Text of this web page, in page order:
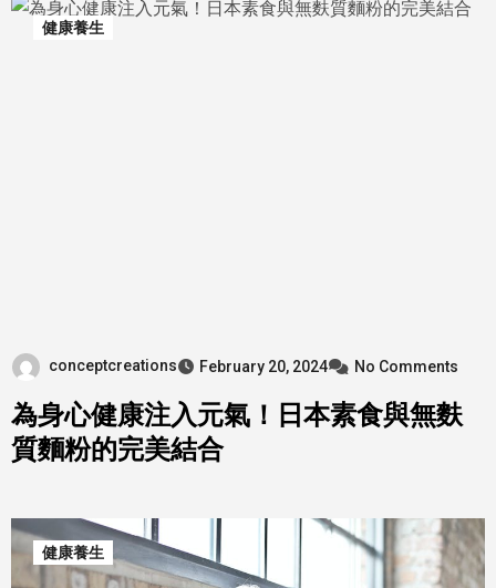
健康養生
conceptcreations February 20, 2024 No Comments
為身心健康注入元氣！日本素食與無麩
質麵粉的完美結合
健康養生